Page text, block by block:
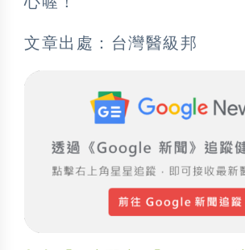
文章出處：台灣醫級邦